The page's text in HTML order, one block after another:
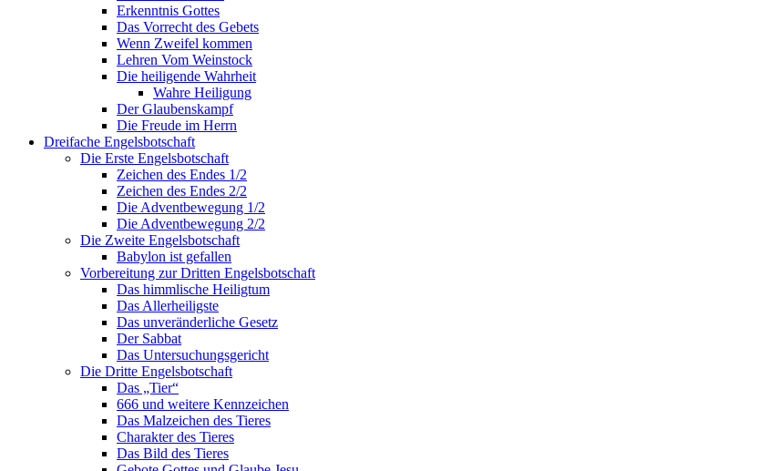
Erkenntnis Gottes
Das Vorrecht des Gebets
Wenn Zweifel kommen
Lehren Vom Weinstock
Die heiligende Wahrheit
Wahre Heiligung
Der Glaubenskampf
Die Freude im Herrn
Dreifache Engelsbotschaft
Die Erste Engelsbotschaft
Zeichen des Endes 1/2
Zeichen des Endes 2/2
Die Adventbewegung 1/2
Die Adventbewegung 2/2
Die Zweite Engelsbotschaft
Babylon ist gefallen
Vorbereitung zur Dritten Engelsbotschaft
Das himmlische Heiligtum
Das Allerheiligste
Das unveränderliche Gesetz
Der Sabbat
Das Untersuchungsgericht
Die Dritte Engelsbotschaft
Das „Tier“
666 und weitere Kennzeichen
Das Malzeichen des Tieres
Charakter des Tieres
Das Bild des Tieres